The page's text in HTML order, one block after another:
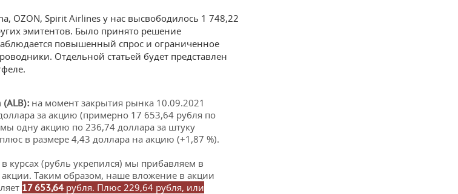
OZON, Spirit Airlines у нас высвободилось 1 748,22
эмитентов. Было принято решение
повышенный спрос и ограниченное
Отдельной статьей будет представлен
(ALB): на момент закрытия рынка 10.09.2021
за акцию (примерно 17 653,64 рубля по
одну акцию по 236,74 доллара за штуку
в размере 4,43 доллара на акцию (+1,87 %).
курсах (рубль укрепился) мы прибавляем в
Таким образом, наше вложение в акции
17 653,64рубля. Плюс 229,64 рубля, или